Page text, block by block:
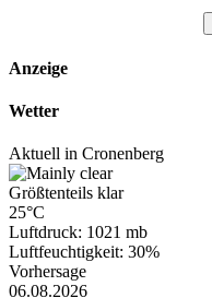
Anzeige
Wetter
Aktuell in Cronenberg
Größtenteils klar
25°C
Luftdruck: 1021 mb
Luftfeuchtigkeit: 30%
Vorhersage
06.08.2026